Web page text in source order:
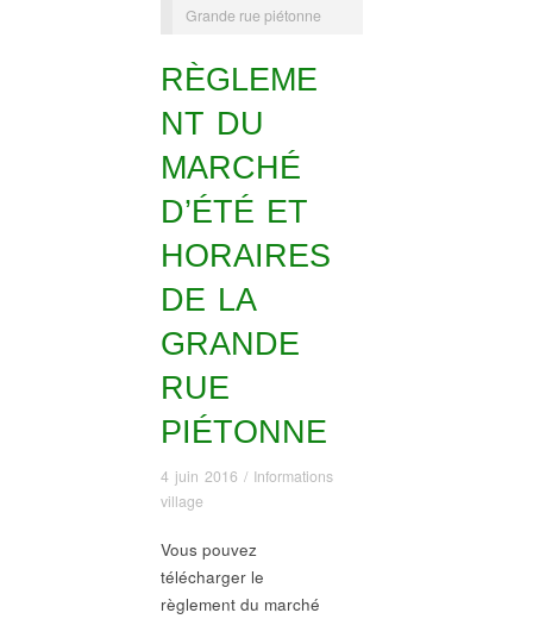
Grande rue piétonne
RÈGLEME
NT DU
MARCHÉ
D’ÉTÉ ET
HORAIRES
DE LA
GRANDE
RUE
PIÉTONNE
4 juin 2016 / Informations
village
Vous pouvez
télécharger le
règlement du marché